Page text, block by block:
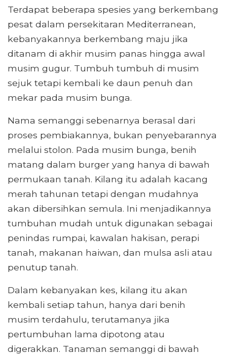
Terdapat beberapa spesies yang berkembang
pesat dalam persekitaran Mediterranean,
kebanyakannya berkembang maju jika
ditanam di akhir musim panas hingga awal
musim gugur. Tumbuh tumbuh di musim
sejuk tetapi kembali ke daun penuh dan
mekar pada musim bunga.
Nama semanggi sebenarnya berasal dari
proses pembiakannya, bukan penyebarannya
melalui stolon. Pada musim bunga, benih
matang dalam burger yang hanya di bawah
permukaan tanah. Kilang itu adalah kacang
merah tahunan tetapi dengan mudahnya
akan dibersihkan semula. Ini menjadikannya
tumbuhan mudah untuk digunakan sebagai
penindas rumpai, kawalan hakisan, perapi
tanah, makanan haiwan, dan mulsa asli atau
penutup tanah.
Dalam kebanyakan kes, kilang itu akan
kembali setiap tahun, hanya dari benih
musim terdahulu, terutamanya jika
pertumbuhan lama dipotong atau
digerakkan. Tanaman semanggi di bawah